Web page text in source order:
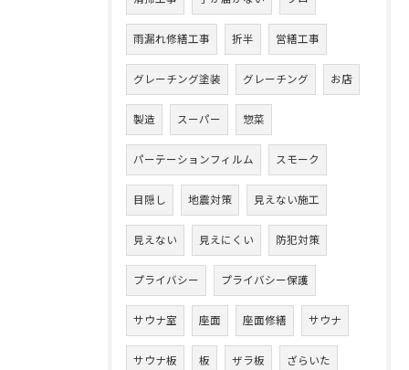
雨漏れ修繕工事 折半 営繕工事
グレーチング塗装 グレーチング お店
製造 スーパー 惣菜
パーテーションフィルム スモーク
目隠し 地震対策 見えない施工
見えない 見えにくい 防犯対策
プライバシー プライバシー保護
サウナ室 座面 座面修繕 サウナ
サウナ板 板 ザラ板 ざらいた